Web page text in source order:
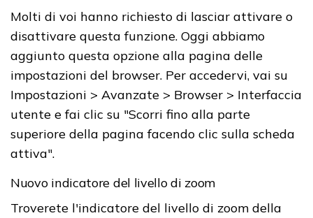
Molti di voi hanno richiesto di lasciar attivare o
disattivare questa funzione. Oggi abbiamo
aggiunto questa opzione alla pagina delle
impostazioni del browser. Per accedervi, vai su
Impostazioni > Avanzate > Browser > Interfaccia
utente e fai clic su "Scorri fino alla parte
superiore della pagina facendo clic sulla scheda
attiva".
Nuovo indicatore del livello di zoom
Troverete l'indicatore del livello di zoom della